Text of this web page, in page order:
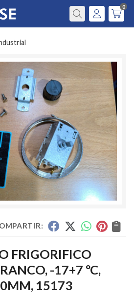
Buscar
0
FRIGORIFICO
-17+7 ºC,
15173